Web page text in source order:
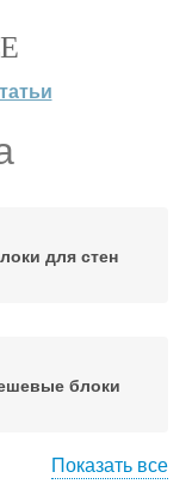
для стен
блоки
Показать все